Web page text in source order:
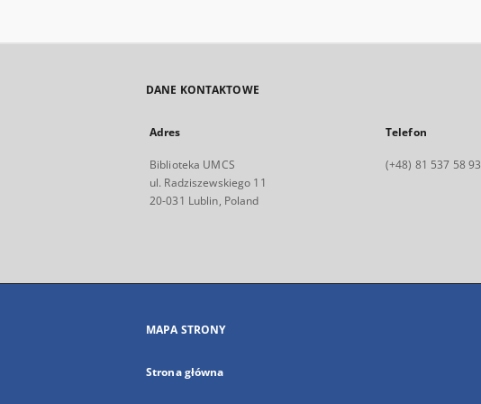
DANE KONTAKTOWE
Adres
Biblioteka UMCS
ul. Radziszewskiego 11
20-031 Lublin, Poland
Telefon
(+48) 81 537 58 93
MAPA STRONY
Strona główna